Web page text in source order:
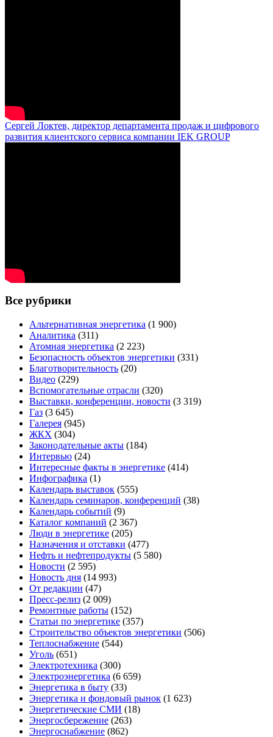
Сергей Локтев, директор департамента продаж и цифрового
развития клиентского сервиса компании IEK GROUP
Все рубрики
Альтернативная энергетика (1 900)
Аналитика (311)
Атомная энергетика (2 223)
Безопасность объектов энергетики (331)
Благотворительность (20)
Видео (229)
Вспомогательные отрасли (320)
Выставки, конференции, новости (3 319)
Газ (3 645)
Галерея (945)
ЖКХ (304)
Законодательные акты (184)
Интервью (24)
Интересные факты в энергетике (414)
Инфографика (1)
Календарь выставок (555)
Календарь семинаров, конференций (38)
Календарь событий (9)
Каталог компаний (2 367)
Люди в энергетике (205)
Назначения и отставки (477)
Нефть и нефтепродукты (5 580)
Новости (2 595)
Новость дня (14 993)
От редакции (47)
Пресс-релиз (2 009)
Ремонтные работы (152)
Статьи по энергетике (357)
Строительство объектов энергетики (506)
Теплоснабжение (544)
Уголь (651)
Электротехника (300)
Электроэнергетика (6 659)
Энергетика в быту (33)
Энергетика и фондовый рынок (1 623)
Энергетические СМИ (18)
Энергосбережение (263)
Энергоснабжение (862)